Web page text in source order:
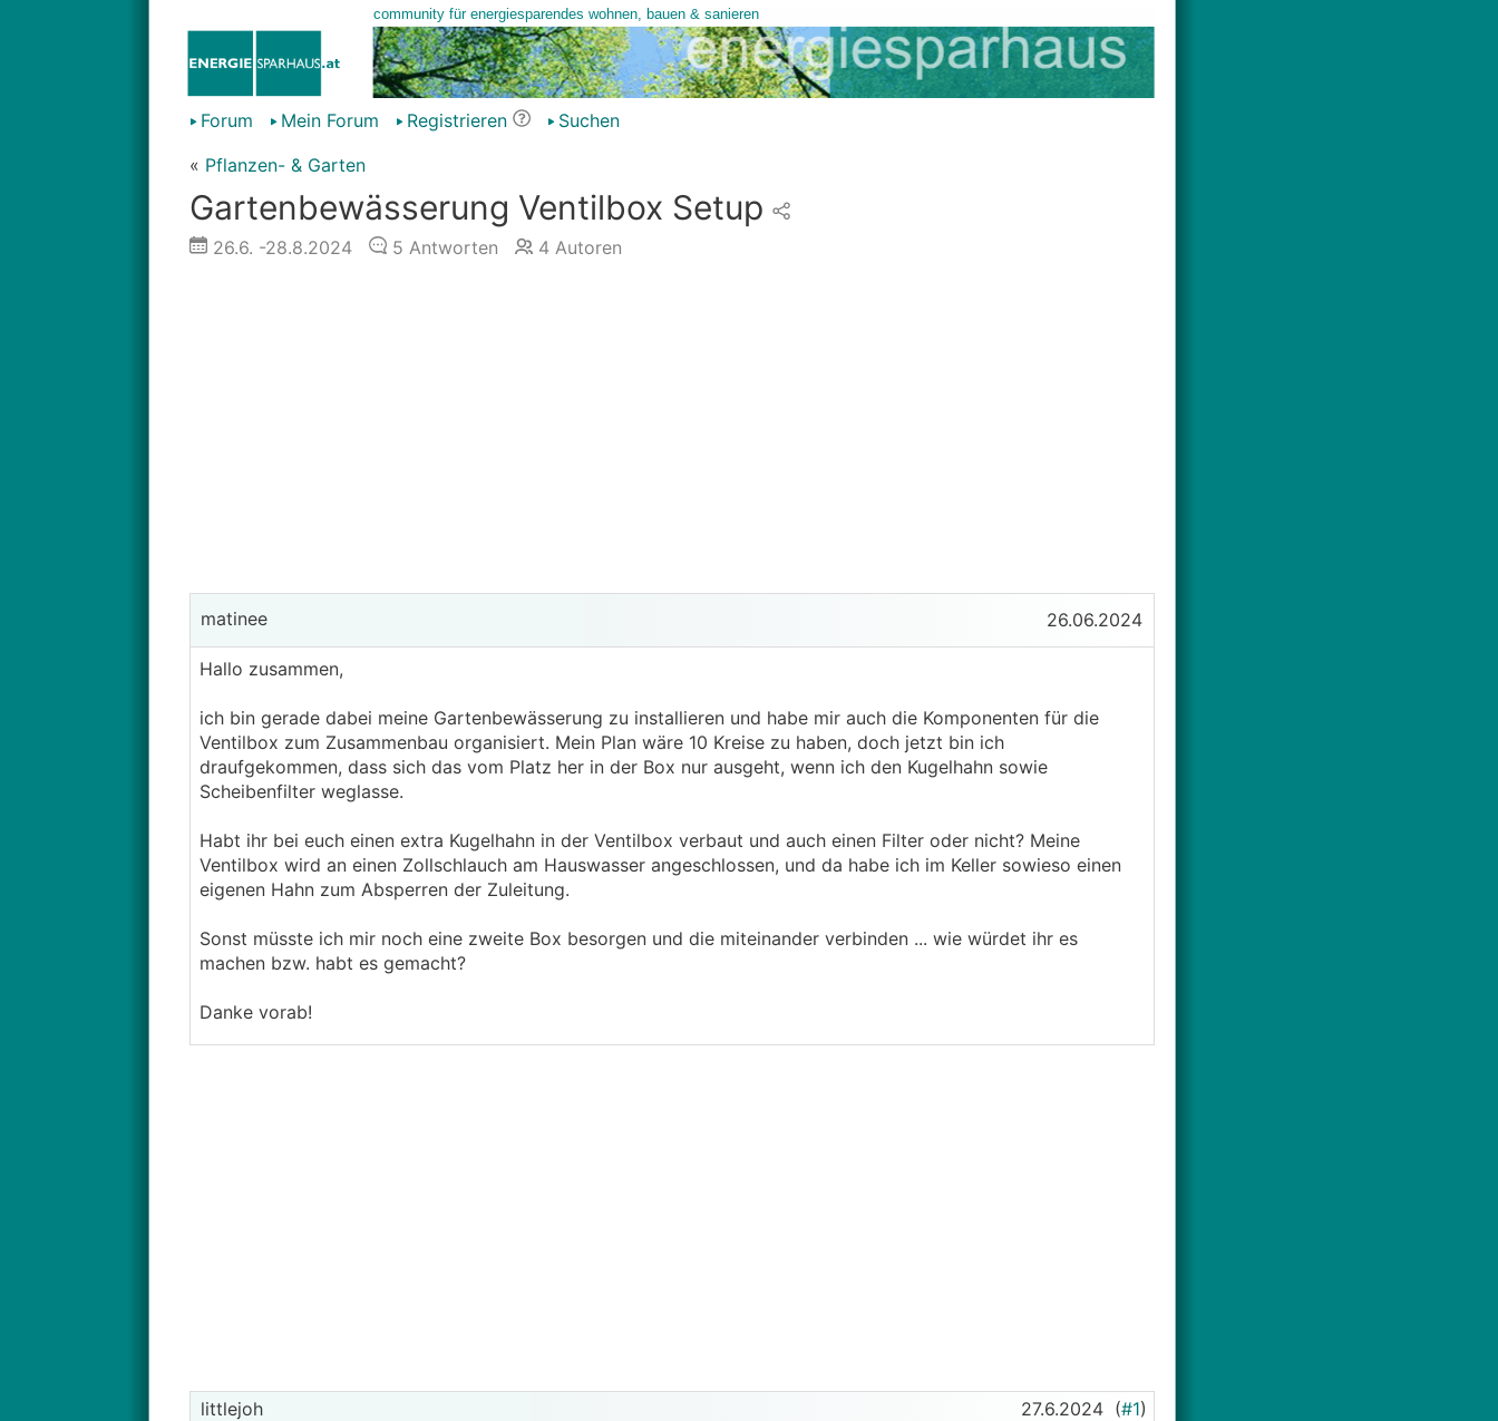
Forum Mein Forum Registrieren
Suchen
« Pflanzen- & Garten
Gartenbewässerung Ventilbox Setup
26.6. -28.8.2024 5 Antworten 4Autoren
matinee 26.06.2024
Hallo zusammen,
ich bin gerade dabei meine Gartenbewässerung zu installieren und habe mir auch die Komponenten für die
Ventilbox zum Zusammenbau organisiert. Mein Plan wäre 10 Kreise zu haben, doch jetzt bin ich
draufgekommen, dass sich das vom Platz her in der Box nur ausgeht, wenn ich den Kugelhahn sowie
Scheibenfilter weglasse.
Habt ihr bei euch einen extra Kugelhahn in der Ventilbox verbaut und auch einen Filter oder nicht? Meine
Ventilbox wird an einen Zollschlauch am Hauswasser angeschlossen, und da habe ich im Keller sowieso einen
eigenen Hahn zum Absperren der Zuleitung.
Sonst müsste ich mir noch eine zweite Box besorgen und die miteinander verbinden ... wie würdet ihr es
machen bzw. habt es gemacht?
Danke vorab!
littlejoh 27.6.2024 (#1)